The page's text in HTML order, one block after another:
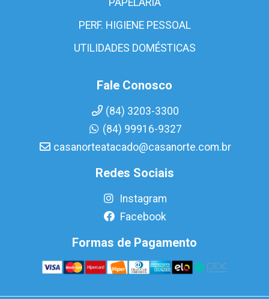
PAPELARIA
PERF. HIGIENE PESSOAL
UTILIDADES DOMÉSTICAS
Fale Conosco
(84) 3203-3300
(84) 99916-9327
casanorteatacado@casanorte.com.br
Redes Sociais
Instagram
Facebook
Formas de Pagamento